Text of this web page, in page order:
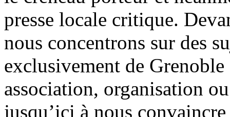
presse locale critique.
nous concentrons sur des
exclusivement de
association, organisation
jusqu’ici à nous